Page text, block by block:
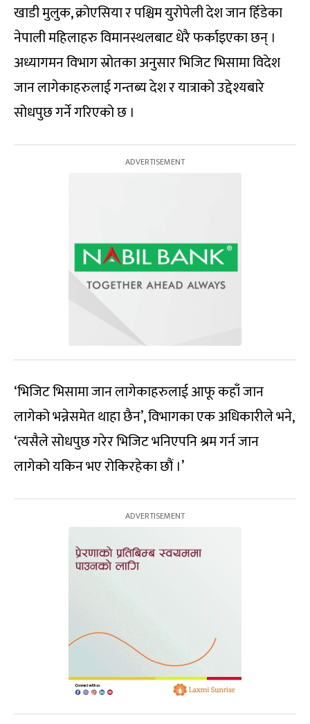
खाडी मुलुक, क्रोएसिया र पश्चिम युरोपेली देश जान हिँडेका
नेपाली महिलाहरु विमानस्थलबाट धेरै फर्काइएका छन् ।
अध्यागमन विभाग स्रोतका अनुसार भिजिट भिसामा विदेश
जान लागेकाहरुलाई गन्तब्य देश र यात्राको उद्देश्यबारे
सोधपुछ गर्ने गरिएको छ ।
‘भिजिट भिसामा जान लागेकाहरुलाई आफू कहाँ जान
लागेको भन्नेसमेत थाहा छैन’, विभागका एक अधिकारीले भने,
‘त्यसैले सोधपुछ गरेर भिजिट भनिएपनि श्रम गर्न जान
लागेको यकिन भए रोकिरहेका छौं ।’